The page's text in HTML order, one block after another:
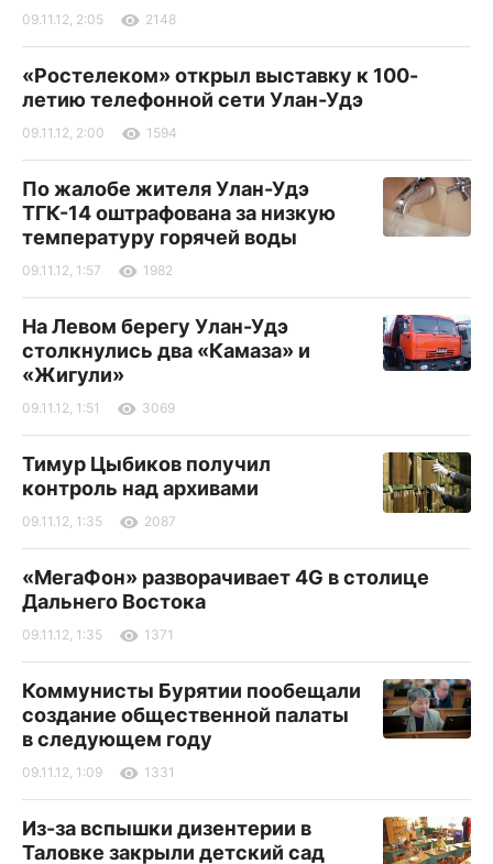
09.11.12, 2:05 2148
«Ростелеком» открыл выставку к 100-
летию телефонной сети Улан-Удэ
09.11.12, 2:00 1594
По жалобе жителя Улан-Удэ
ТГК-14 оштрафована за низкую
температуру горячей воды
09.11.12, 1:57 1982
На Левом берегу Улан-Удэ
столкнулись два «Камаза» и
«Жигули»
09.11.12, 1:51 3069
Тимур Цыбиков получил
контроль над архивами
09.11.12, 1:35 2087
«МегаФон» разворачивает 4G в столице
Дальнего Востока
09.11.12, 1:35 1371
Коммунисты Бурятии пообещали
создание общественной палаты
в следующем году
09.11.12, 1:09 1331
Из-за вспышки дизентерии в
Таловке закрыли детский сад